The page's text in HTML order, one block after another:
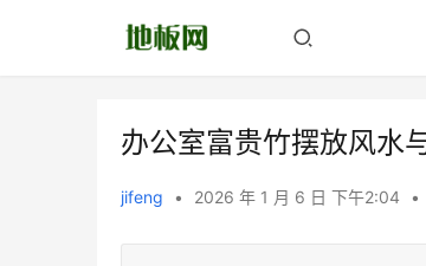
办公室富贵竹摆放风水
jifeng • 2026 年 1 月 6 日 下午2:04 •